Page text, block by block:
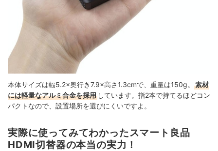
本体サイズは幅5.2×奥行き7.9×高さ1.3cmで、重量は150g。
素材
には軽量なアルミ合金を採用 しています。指2本で持てるほどコン
パクトなので、設置場所を選びにくいですよ。
実際に使ってみてわかったスマート良品
HDMI切替器の本当の実力！